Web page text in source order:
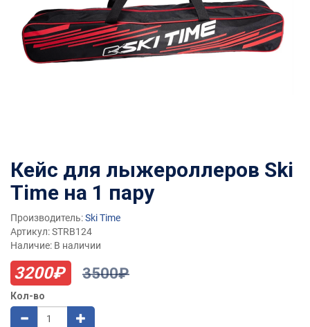
Кейс для лыжероллеров Ski
Time на 1 пару
Производитель:Ski Time
Артикул: STRB124
Наличие: В наличии
3200₽ 3500₽
Кол-во